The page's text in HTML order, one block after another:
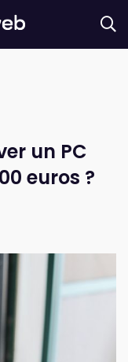
un PC
euros ?